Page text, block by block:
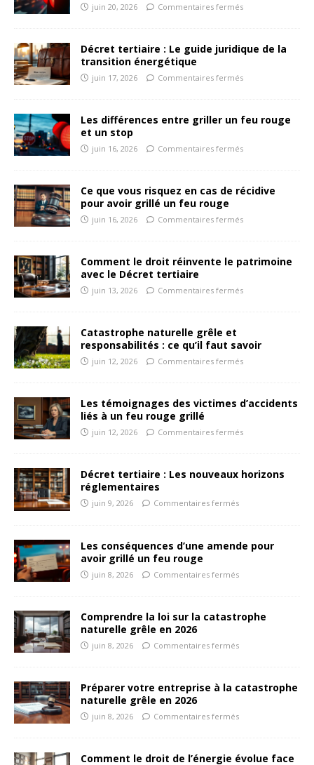
juin 20, 2026 Commentaires fermés
Décret tertiaire : Le guide juridique de la
transition énergétique
juin 17, 2026 Commentaires fermés
Les différences entre griller un feu rouge
et un stop
juin 16, 2026 Commentaires fermés
Ce que vous risquez en cas de récidive
pour avoir grillé un feu rouge
juin 16, 2026 Commentaires fermés
Comment le droit réinvente le patrimoine
avec le Décret tertiaire
juin 13, 2026 Commentaires fermés
Catastrophe naturelle grêle et
responsabilités : ce qu’il faut savoir
juin 12, 2026 Commentaires fermés
Les témoignages des victimes d’accidents
liés à un feu rouge grillé
juin 12, 2026 Commentaires fermés
Décret tertiaire : Les nouveaux horizons
réglementaires
juin 9, 2026 Commentaires fermés
Les conséquences d’une amende pour
avoir grillé un feu rouge
juin 8, 2026 Commentaires fermés
Comprendre la loi sur la catastrophe
naturelle grêle en 2026
juin 8, 2026 Commentaires fermés
Préparer votre entreprise à la catastrophe
naturelle grêle en 2026
juin 8, 2026 Commentaires fermés
Comment le droit de l’énergie évolue face